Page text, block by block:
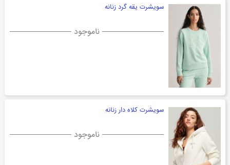
سویشرت یقه گرد زنانه
ناموجود
سویشرت کلاه دار زنانه
ناموجود